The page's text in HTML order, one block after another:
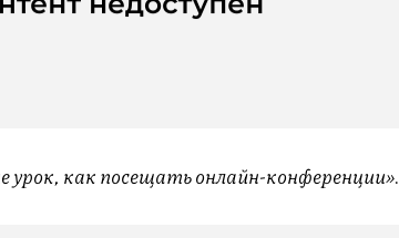
урок, как посещать онлайн-конференции».